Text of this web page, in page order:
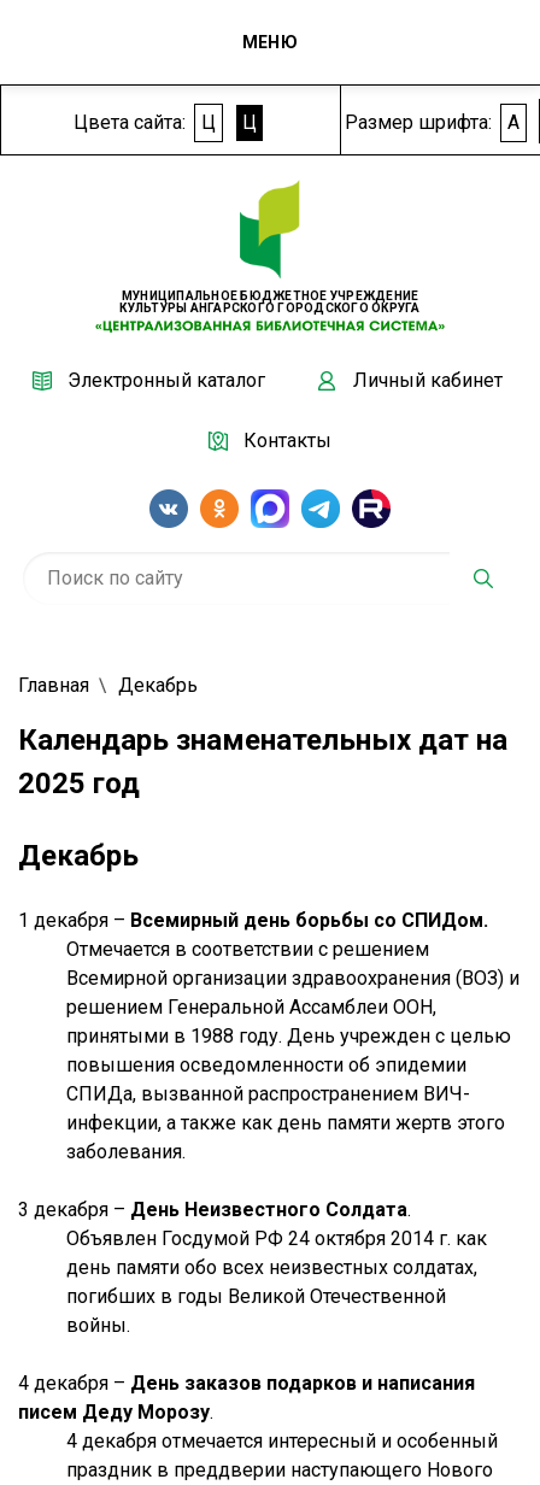
Цвета сайта: Ц Ц Размер шрифта: A
МУНИЦИПАЛЬНОЕ БЮДЖЕТНОЕ УЧРЕЖДЕНИЕ
КУЛЬТУРЫ АНГАРСКОГО ГОРОДСКОГО ОКРУГА
Электронный каталог Личный кабинет
Контакты
МЕНЮ
Главная Декабрь
Календарь знаменательных дат на
2025 год
Декабрь
1 декабря – Всемирный день борьбы со СПИДом.
Отмечается в соответствии с решением
Всемирной организации здравоохранения (ВОЗ) и
решением Генеральной Ассамблеи ООН,
принятыми в 1988 году. День учрежден с целью
повышения осведомленности об эпидемии
СПИДа, вызванной распространением ВИЧ-
инфекции, а также как день памяти жертв этого
заболевания.
3 декабря – День Неизвестного Солдата.
Объявлен Госдумой РФ 24 октября 2014 г. как
день памяти обо всех неизвестных солдатах,
погибших в годы Великой Отечественной
войны.
4 декабря – День заказов подарков и написания
писем Деду Морозу.
4 декабря отмечается интересный и особенный
праздник в преддверии наступающего Нового